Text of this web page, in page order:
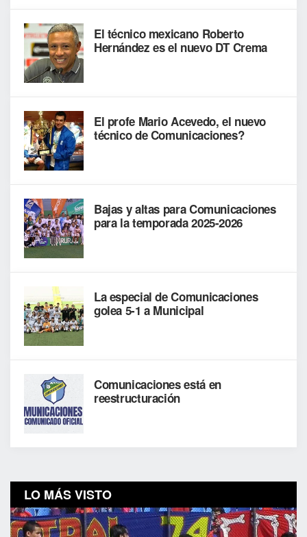
El técnico mexicano Roberto
Hernández es el nuevo DT Crema
El profe Mario Acevedo, el nuevo
técnico de Comunicaciones?
Bajas y altas para Comunicaciones
para la temporada 2025-2026
La especial de Comunicaciones
golea 5-1 a Municipal
Comunicaciones está en
reestructuración
LO MÁS VISTO